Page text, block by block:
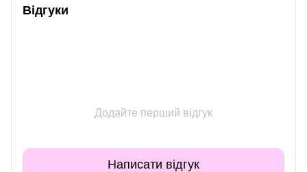
Відгуки
Додайте перший відгук
Написати відгук